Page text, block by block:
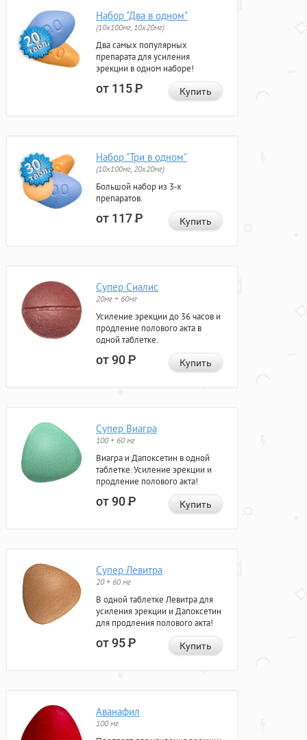
Набор "Два в одном"
(10x100мг, 10x20мг)
Два самых популярных
препарата для усиления
эрекции в одном наборе!
от 115Р Купить
Набор "Три в одном"
(10x100мг, 20x20мг)
Большой набор из 3-х
препаратов.
от 117Р Купить
Супер Сиалис
20мг + 60мг
Усиление эрекции до 36 часов и
продление полового акта в
одной таблетке.
от 90Р Купить
Супер Виагра
100 + 60 мг
Виагра и Дапоксетин в одной
таблетке. Усиление эрекции и
продление полового акта!
от 90Р Купить
Супер Левитра
20 + 60 мг
В одной таблетке Левитра для
усиления эрекции и Дапоксетин
для продления полового акта!
от 95Р Купить
Аванафил
100 мг